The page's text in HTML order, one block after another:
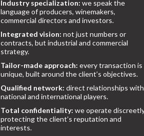
Industry specialization: we speak the
language of producers, winemakers,
commercial directors and investors.
Integrated vision: not just numbers or
contracts, but industrial and commercial
strategy.
Tailor-made approach: every transaction is
unique, built around the client’s objectives.
Qualified network: direct relationships with
national and international players.
Total confidentiality: we operate
protecting the client’s reputation and
interests.